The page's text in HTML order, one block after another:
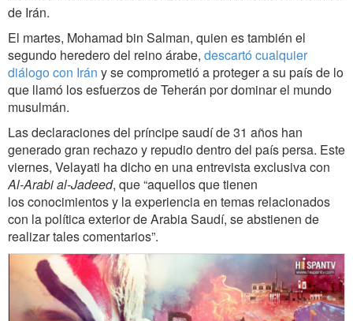
de Irán.
El martes, Mohamad bin Salman, quien es también el
segundo heredero del reino árabe, descartó cualquier
diálogo con Irán y se comprometió a proteger a su país de lo
que llamó los esfuerzos de Teherán por dominar el mundo
musulmán.
Las declaraciones del príncipe saudí de 31 años han
generado gran rechazo y repudio dentro del país persa. Este
viernes, Velayati ha dicho en una entrevista exclusiva con
Al-Arabi al-Jadeed, que “aquellos que tienen
los conocimientos y la experiencia en temas relacionados
con la política exterior de Arabia Saudí, se abstienen de
realizar tales comentarios”.